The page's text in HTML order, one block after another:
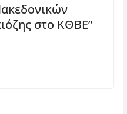
στο ΚΘΒΕ”